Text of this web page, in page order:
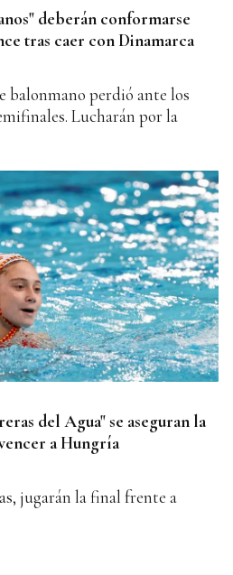
deberán conformarse
tras caer con Dinamarca
balonmano perdió ante los
Lucharán por la
del Agua" se aseguran la
a Hungría
jugarán la final frente a